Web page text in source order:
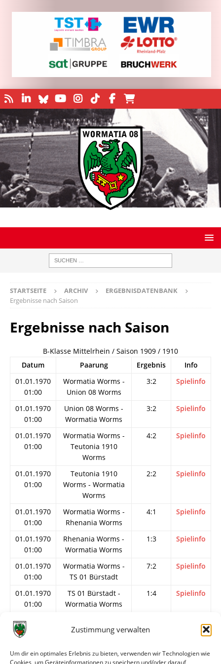
Zustimmung verwalten
Um dir ein optimales Erlebnis zu bieten, verwenden wir Technologien wie
Cookies, um Geräteinformationen zu speichern und/oder darauf
STARTSEITE ARCHIV
ERGEBNISDATENBANK
Ergebnisse nach Saison
Ergebnisse nach Saison
B-Klasse Mittelrhein / Saison 1909 / 1910
Datum
Paarung Ergebnis
Info
01.01.1970
01:00
Wormatia Worms -
Union 08 Worms
3:2 Spielinfo
01.01.1970
01:00
Union 08 Worms -
Wormatia Worms
3:2 Spielinfo
01.01.1970
01:00
Wormatia Worms -
Teutonia 1910
Worms
4:2 Spielinfo
01.01.1970
01:00
Teutonia 1910
Worms - Wormatia
Worms
2:2 Spielinfo
01.01.1970
01:00
Wormatia Worms -
Rhenania Worms
4:1 Spielinfo
01.01.1970
01:00
Rhenania Worms -
Wormatia Worms
1:3 Spielinfo
01.01.1970
01:00
Wormatia Worms -
TS 01 Bürstadt
7:2 Spielinfo
01.01.1970
01:00
TS 01 Bürstadt -
Wormatia Worms
1:4 Spielinfo
01.01.1970
01:00
Britania 1910
01.01.1970 Britania 1910 2:6 Spielinfo